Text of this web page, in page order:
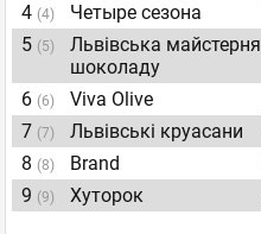
4 (4) Четыре сезона
5 (5)
Львівська майстерня
шоколаду
6 (6) Viva Olive
7 (7) Львівські круасани
8 (8) Brand
9 (9) Хуторок